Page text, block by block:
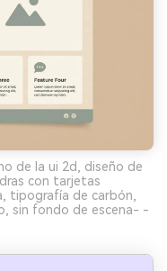
de la ui 2d, diseño de
con tarjetas
tipografía de carbón,
sin fondo de escena- -